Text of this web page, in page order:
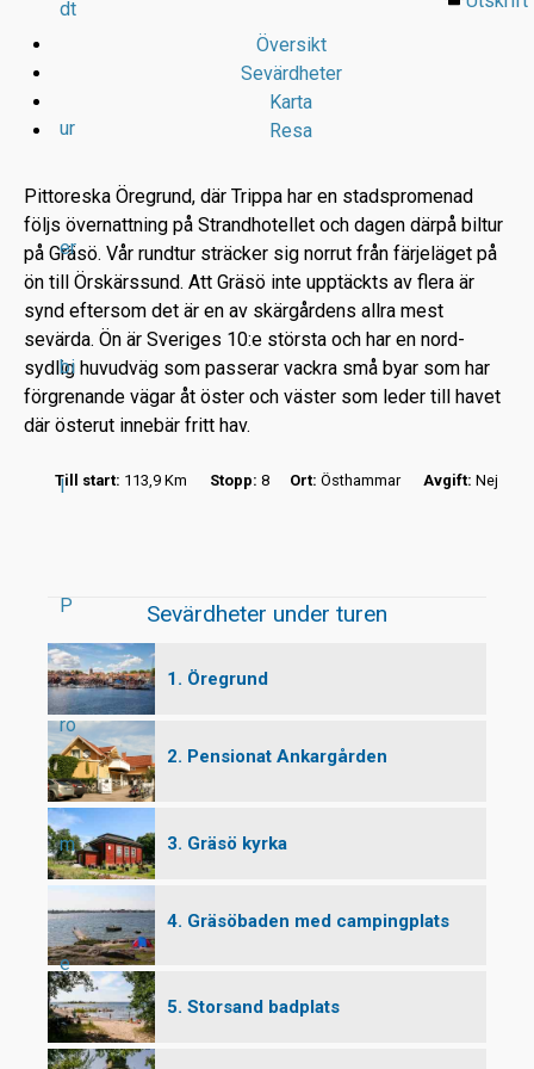
dt
ur
er
bi
l
P
ro
m
e
Översikt
Sevärdheter
Karta
Resa
Pittoreska Öregrund, där Trippa har en stadspromenad
följs övernattning på Strandhotellet och dagen därpå biltur
på Gräsö. Vår rundtur sträcker sig norrut från färjeläget på
ön till Örskärssund. Att Gräsö inte upptäckts av flera är
synd eftersom det är en av skärgårdens allra mest
sevärda. Ön är Sveriges 10:e största och har en nord-
sydlig huvudväg som passerar vackra små byar som har
förgrenande vägar åt öster och väster som leder till havet
där österut innebär fritt hav.
Till start: 113,9 Km Stopp: 8 Ort: Östhammar Avgift: Nej
Sevärdheter under turen
1. Öregrund
2. Pensionat Ankargården
3. Gräsö kyrka
4. Gräsöbaden med campingplats
5. Storsand badplats